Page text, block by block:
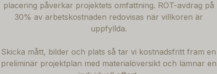
placering påverkar projektets omfattning. ROT-avdrag på
30% av arbetskostnaden redovisas när villkoren är
uppfyllda.
Skicka mått, bilder och plats så tar vi kostnadsfritt fram en
preliminär projektplan med materialöversikt och lämnar en